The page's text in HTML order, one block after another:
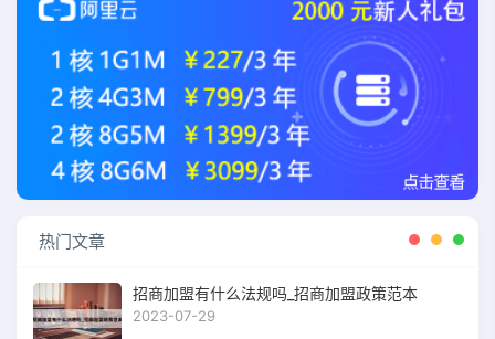
热门文章
招商加盟有什么法规吗_招商加盟政策范本
2023-07-29